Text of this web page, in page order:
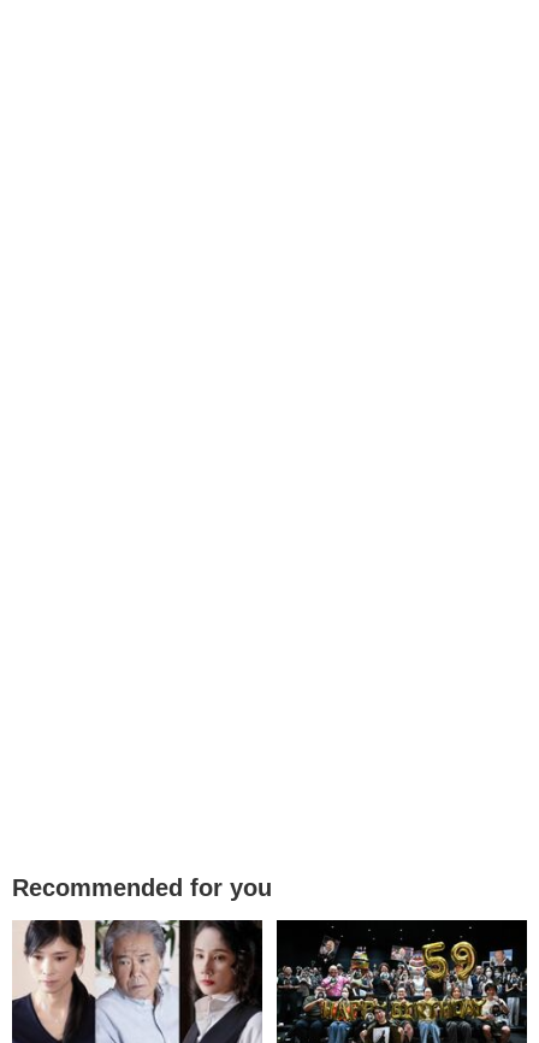
Recommended for you